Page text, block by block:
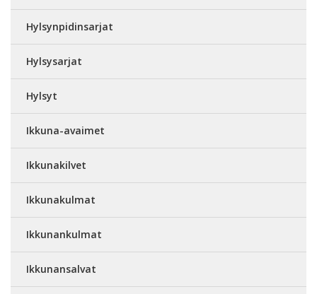
Hylsynpidinsarjat
Hylsysarjat
Hylsyt
Ikkuna-avaimet
Ikkunakilvet
Ikkunakulmat
Ikkunankulmat
Ikkunansalvat